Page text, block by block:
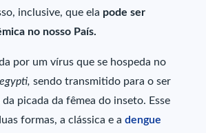
inclusive, que ela pode ser
no nosso País.
por um vírus que se hospeda no
sendo transmitido para o ser
picada da fêmea do inseto. Esse
formas, a clássica e adengue